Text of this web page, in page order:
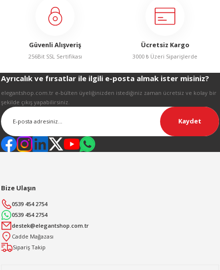
Ürün fiyatı diğer sitelerden daha pahalı.
Bu ürüne benzer farklı alternatifler olmalı.
Gönder
Güvenli Alışveriş
256Bit SSL Sertifikası
Ücretsiz Kargo
3000 ₺ Üzeri Siparişlerde
Ayrıcalık ve fırsatlar ile ilgili e-posta almak ister misiniz?
elegantshop.com.tr e-bülten üyeliğinizden istediğiniz zaman ücretsiz ve kolay bir
şekilde çıkış yapabilirsiniz.
Kaydet
Bize Ulaşın
0539 454 2754
0539 454 2754
destek@elegantshop.com.tr
Cadde Mağazası
Sipariş Takip